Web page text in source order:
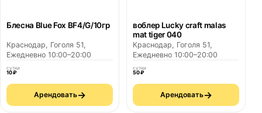
Блесна Blue Fox BF4/G/10гр
Краснодар, Гоголя 51,
Ежедневно 10:00–20:00
сутки
10 ₽
Арендовать→
воблер Lucky craft malas
mat tiger 040
Краснодар, Гоголя 51,
Ежедневно 10:00–20:00
сутки
50 ₽
Арендовать→